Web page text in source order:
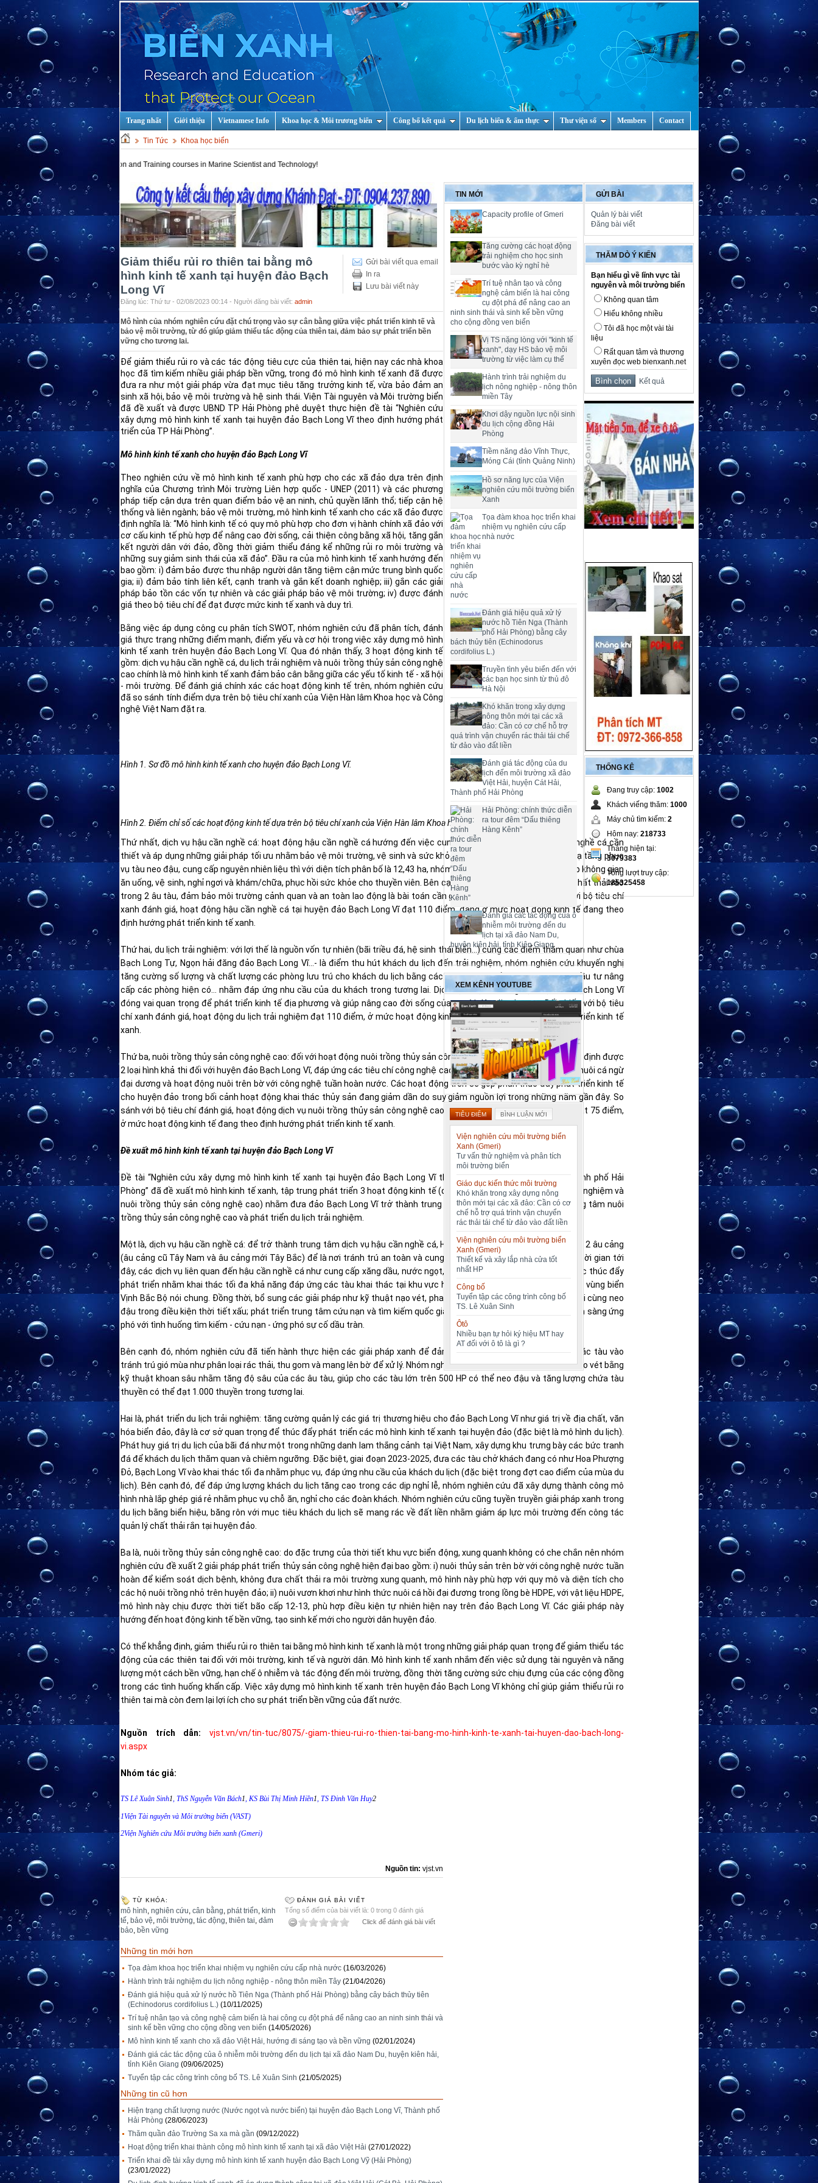
Trang nhất Giới thiệu Vietnamese Info Khoa học & Môi trương biển Công bố kết quả Du lịch biển & ẩm thực Thư viện số Members Contact
Tin Tức Khoa học biển
keys: Education and Training courses in Marine Scientist and Technology!
Gửi bài viết qua email
In ra
Lưu bài viết này
Giảm thiểu rủi ro thiên tai bằng mô
hình kinh tế xanh tại huyện đảo Bạch
Long Vĩ
Đăng lúc: Thứ tư - 02/08/2023 00:14 - Người đăng bài viết: admin
Mô hình của nhóm nghiên cứu đặt chú trọng vào sự cân bằng giữa việc phát triển kinh tế và
bảo vệ môi trường, từ đó giúp giảm thiểu tác động của thiên tai, đảm bảo sự phát triển bền
vững cho tương lai.
Để giảm thiểu rủi ro và các tác động tiêu cực của thiên tai, hiện nay các nhà khoa
học đã tìm kiếm nhiều giải pháp bền vững, trong đó mô hình kinh tế xanh đã được
đưa ra như một giải pháp vừa đạt mục tiêu tăng trưởng kinh tế, vừa bảo đảm an
sinh xã hội, bảo vệ môi trường và hệ sinh thái. Viện Tài nguyên và Môi trường biển
đã đề xuất và được UBND TP Hải Phòng phê duyệt thực hiện đề tài “Nghiên cứu
xây dựng mô hình kinh tế xanh tại huyện đảo Bạch Long Vĩ theo định hướng phát
triển của TP Hải Phòng”.
Mô hình kinh tế xanh cho huyện đảo Bạch Long Vĩ
Theo nghiên cứu về mô hình kinh tế xanh phù hợp cho các xã đảo dựa trên định
nghĩa của Chương trình Môi trường Liên hợp quốc - UNEP (2011) và các phương
pháp tiếp cận dựa trên quan điểm bảo vệ an ninh, chủ quyền lãnh thổ; tiếp cận hệ
thống và liên ngành; bảo vệ môi trường, mô hình kinh tế xanh cho các xã đảo được
định nghĩa là: “Mô hình kinh tế có quy mô phù hợp cho đơn vị hành chính xã đảo với
cơ cấu kinh tế phù hợp để nâng cao đời sống, cải thiện công bằng xã hội, tăng gắn
kết người dân với đảo, đồng thời giảm thiểu đáng kể những rủi ro môi trường và
những suy giảm sinh thái của xã đảo”. Đầu ra của mô hình kinh tế xanh hướng đến
bao gồm: i) đảm bảo được thu nhập người dân tăng tiệm cận mức trung bình quốc
gia; ii) đảm bảo tính liên kết, cạnh tranh và gắn kết doanh nghiệp; iii) gắn các giải
pháp bảo tồn các vốn tự nhiên và các giải pháp bảo vệ môi trường; iv) được đánh
giá theo bộ tiêu chí để đạt được mức kinh tế xanh và duy trì.
Bằng việc áp dụng công cụ phân tích SWOT, nhóm nghiên cứu đã phân tích, đánh
giá thực trạng những điểm mạnh, điểm yếu và cơ hội trong việc xây dựng mô hình
kinh tế xanh trên huyện đảo Bạch Long Vĩ. Qua đó nhận thấy, 3 hoạt động kinh tế
gồm: dịch vụ hậu cần nghề cá, du lịch trải nghiệm và nuôi trồng thủy sản công nghệ
cao chính là mô hình kinh tế xanh đảm bảo cân bằng giữa các yếu tố kinh tế - xã hội
- môi trường. Để đánh giá chính xác các hoạt động kinh tế trên, nhóm nghiên cứu
đã so sánh tính điểm dựa trên bộ tiêu chí xanh của Viện Hàn lâm Khoa học và Công
nghệ Việt Nam đặt ra.
Hình 1. Sơ đồ mô hình kinh tế xanh cho huyện đảo Bạch Long Vĩ.
Hình 2. Điểm chỉ số các hoạt động kinh tế dựa trên bộ tiêu chí xanh của Viện Hàn lâm Khoa học và Công nghệ Việt Nam.
Thứ nhất, dịch vụ hậu cần nghề cá: hoạt động hậu cần nghề cá hướng đến việc cung cấp đầy đủ các dịch hậu cần nghề cá cần
thiết và áp dụng những giải pháp tối ưu nhằm bảo vệ môi trường, vệ sinh và sức khỏe cho thuyền viên. Ngoài cơ sở hạ tầng phục
vụ tàu neo đậu, cung cấp nguyên nhiên liệu thì với diện tích phân bố là 12,43 ha, nhóm nghiên cứu đã đề xuất cung cấp không gian
ăn uống, vệ sinh, nghỉ ngơi và khám/chữa, phục hồi sức khỏe cho thuyền viên. Bên cạnh đó, giải quyết các vấn đề xả chất thải vào
trong 2 âu tàu, đảm bảo môi trường cảnh quan và an toàn lao động là bài toán cần giải quyết trước mắt. So sánh với bộ tiêu chí
xanh đánh giá, hoạt động hậu cần nghề cá tại huyện đảo Bạch Long Vĩ đạt 110 điểm, đang ở mức hoạt động kinh tế đang theo
định hướng phát triển kinh tế xanh.
Thứ hai, du lịch trải nghiệm: với lợi thế là nguồn vốn tự nhiên (bãi triều đá, hệ sinh thái biển...) cùng các điểm thăm quan như chùa
Bạch Long Tự, Ngọn hải đăng đảo Bạch Long Vĩ…- là điểm thu hút khách du lịch đến trải nghiệm, nhóm nghiên cứu khuyến nghị
tăng cường số lượng và chất lượng các phòng lưu trú cho khách du lịch bằng các mô hình nhà lắp ghép di động và đầu tư nâng
cấp các phòng hiện có… nhằm đáp ứng nhu cầu của du khách trong tương lai. Dịch vụ du lịch trải nghiệm tại đảo Bạch Long Vĩ
đóng vai quan trọng để phát triển kinh tế địa phương và giúp nâng cao đời sống của người dân địa phương. Đối chiếu với bộ tiêu
chí xanh đánh giá, hoạt động du lịch trải nghiệm đạt 110 điểm, ở mức hoạt động kinh tế đang theo định hướng phát triển kinh tế
xanh.
Thứ ba, nuôi trồng thủy sản công nghệ cao: đối với hoạt động nuôi trồng thủy sản công nghệ cao, nhóm chuyên gia xác định được
2 loại hình khả thi đối với huyện đảo Bạch Long Vĩ, đáp ứng các tiêu chí công nghệ cao là nuôi vươn khơi như hình thức nuôi cá ngừ
đại dương và hoạt động nuôi trên bờ với công nghệ tuần hoàn nước. Các hoạt động trên sẽ góp phần thúc đẩy phát triển kinh tế
cho huyện đảo trong bối cảnh hoạt động khai thác thủy sản đang giảm dần do suy giảm nguồn lợi trong những năm gần đây. So
sánh với bộ tiêu chí đánh giá, hoạt động dịch vụ nuôi trồng thủy sản công nghệ cao tại huyện đảo Bạch Long Vĩ hiện đạt 75 điểm,
ở mức hoạt động kinh tế đang theo định hướng phát triển kinh tế xanh.
Đề xuất mô hình kinh tế xanh tại huyện đảo Bạch Long Vĩ
Đề tài “Nghiên cứu xây dựng mô hình kinh tế xanh tại huyện đảo Bạch Long Vĩ theo định hướng phát triển của thành phố Hải
Phòng” đã đề xuất mô hình kinh tế xanh, tập trung phát triển 3 hoạt động kinh tế (dịch vụ hậu cần nghề cá, du lịch trải nghiệm và
nuôi trồng thủy sản công nghệ cao) nhằm đưa đảo Bạch Long Vĩ trở thành trung tâm dịch vụ hậu cần nghề cá, trung tâm nuôi
trồng thủy sản công nghệ cao và phát triển du lịch trải nghiệm.
Một là, dịch vụ hậu cần nghề cá: để trở thành trung tâm dịch vụ hậu cần nghề cá, Hải Phòng cần nâng cấp và vận hành 2 âu cảng
(âu cảng cũ Tây Nam và âu cảng mới Tây Bắc) để là nơi tránh trú an toàn và cung cấp các dịch vụ cần thiết. Trong thời gian tới
đây, các dịch vụ liên quan đến hậu cần nghề cá như cung cấp xăng dầu, nước ngọt, thu mua, sơ chế hải sản… cần được thúc đẩy
phát triển nhằm khai thác tối đa khả năng đáp ứng các tàu khai thác tại khu vực huyện đảo Bạch Long Vĩ nói riêng và vùng biển
Vịnh Bắc Bộ nói chung. Đồng thời, bổ sung các giải pháp như kỹ thuật nạo vét, phao ngăn tránh va đập cho các tàu khi cùng neo
đậu trong điều kiện thời tiết xấu; phát triển trung tâm cứu nạn và tìm kiếm quốc gia tại huyện đảo Bạch Long Vĩ để sẵn sàng ứng
phó với tình huống tìm kiếm - cứu nạn - ứng phó sự cố dầu tràn.
Bên cạnh đó, nhóm nghiên cứu đã tiến hành thực hiện các giải pháp xanh để đảm bảo môi trường của âu tàu khi các tàu vào
tránh trú gió mùa như phân loại rác thải, thu gom và mang lên bờ để xử lý. Nhóm nghiên cứu cũng đã đưa ra giải pháp nạo vét bằng
kỹ thuật khoan sâu nhằm tăng độ sâu của các âu tàu, giúp cho các tàu lớn trên 500 HP có thể neo đậu và tăng lượng chứa tàu
thuyền có thể đạt 1.000 thuyền trong tương lai.
Hai là, phát triển du lịch trải nghiệm: tăng cường quản lý các giá trị thương hiệu cho đảo Bạch Long Vĩ như giá trị về địa chất, văn
hóa biển đảo, đây là cơ sở quan trọng để thúc đẩy phát triển các mô hình kinh tế xanh tại huyện đảo (đặc biệt là mô hình du lịch).
Phát huy giá trị du lịch của bãi đá như một trong những danh lam thắng cảnh tại Việt Nam, xây dựng khu trưng bày các bức tranh
đá để khách du lịch thăm quan và chiêm ngưỡng. Đặc biệt, giai đoạn 2023-2025, đưa các tàu chở khách đang có như Hoa Phượng
Đỏ, Bạch Long Vĩ vào khai thác tối đa nhằm phục vụ, đáp ứng nhu cầu của khách du lịch (đặc biệt trong đợt cao điểm của mùa du
lịch). Bên cạnh đó, để đáp ứng lượng khách du lịch tăng cao trong các dịp nghỉ lễ, nhóm nghiên cứu đã xây dựng thành công mô
hình nhà lắp ghép giá rẻ nhằm phục vụ chỗ ăn, nghỉ cho các đoàn khách. Nhóm nghiên cứu cũng tuyền truyền giải pháp xanh trong
du lịch bằng biển hiệu, băng rôn với mục tiêu khách du lịch sẽ mang rác về đất liền nhằm giảm áp lực môi trường đến công tác
quản lý chất thải rắn tại huyện đảo.
Ba là, nuôi trồng thủy sản công nghệ cao: do đặc trưng của thời tiết khu vực biển động, xung quanh không có che chắn nên nhóm
nghiên cứu đề xuất 2 giải pháp phát triển thủy sản công nghệ hiện đại bao gồm: i) nuôi thủy sản trên bờ với công nghệ nước tuần
hoàn để kiểm soát dịch bệnh, không đưa chất thải ra môi trường xung quanh, mô hình này phù hợp với quy mô và diện tích cho
các hộ nuôi trồng nhỏ trên huyện đảo; ii) nuôi vươn khơi như hình thức nuôi cá hồi đại đương trong lồng bè HDPE, với vật liệu HDPE,
mô hình này chịu được thời tiết bão cấp 12-13, phù hợp điều kiện tự nhiên hiện nay trên đảo Bạch Long Vĩ. Các giải pháp này
hướng đến hoạt động kinh tế bền vững, tạo sinh kế mới cho người dân huyện đảo.
Có thể khẳng định, giảm thiểu rủi ro thiên tai bằng mô hình kinh tế xanh là một trong những giải pháp quan trọng để giảm thiểu tác
động của các thiên tai đối với môi trường, kinh tế và người dân. Mô hình kinh tế xanh nhắm đến việc sử dụng tài nguyên và năng
lượng một cách bền vững, hạn chế ô nhiễm và tác động đến môi trường, đồng thời tăng cường sức chịu đựng của các cộng đồng
trong các tình huống khẩn cấp. Việc xây dựng mô hình kinh tế xanh trên huyện đảo Bạch Long Vĩ không chỉ giúp giảm thiểu rủi ro
thiên tai mà còn đem lại lợi ích cho sự phát triển bền vững của đất nước.
Nguồn trích dẫn:
vjst.vn/vn/tin-tuc/8075/-giam-thieu-rui-ro-thien-tai-bang-mo-hinh-kinh-te-xanh-tai-huyen-dao-bach-long-
vi.aspx
Nhóm tác giả:
TS Lê Xuân Sinh1, ThS Nguyễn Văn Bách1, KS Bùi Thị Minh Hiền1, TS Đinh Văn Huy2
1Viện Tài nguyên và Môi trường biển (VAST)
2Viện Nghiên cứu Môi trường biển xanh (Gmeri)
Nguồn tin: vjst.vn
TỪ KHÓA:
mô hình, nghiên cứu, cân bằng, phát triển, kinh
tế, bảo vệ, môi trường, tác động, thiên tai, đảm
bảo, bền vững
ĐÁNH GIÁ BÀI VIẾT
Tổng số điểm của bài viết là: 0 trong 0 đánh giá
Click để đánh giá bài viết
Những tin mới hơn
Tọa đàm khoa học triển khai nhiệm vụ nghiên cứu cấp nhà nước (16/03/2026)
Hành trình trải nghiệm du lịch nông nghiệp - nông thôn miền Tây (21/04/2026)
Đánh giá hiệu quả xử lý nước hồ Tiên Nga (Thành phố Hải Phòng) bằng cây bách thủy tiên
(Echinodorus cordifolius L.) (10/11/2025)
Trí tuệ nhân tạo và công nghệ cảm biến là hai công cụ đột phá để nâng cao an ninh sinh thái và
sinh kế bền vững cho cộng đồng ven biển (14/05/2026)
Mô hình kinh tế xanh cho xã đảo Việt Hải, hướng đi sáng tạo và bền vững (02/01/2024)
Đánh giá các tác động của ô nhiễm môi trường đến du lịch tại xã đảo Nam Du, huyện kiên hải,
tỉnh Kiên Giang (09/06/2025)
Tuyển tập các công trình công bố TS. Lê Xuân Sinh (21/05/2025)
Những tin cũ hơn
Hiện trạng chất lượng nước (Nước ngọt và nước biển) tại huyện đảo Bạch Long Vĩ, Thành phố
Hải Phòng (28/06/2023)
Thăm quần đảo Trường Sa xa mà gần (09/12/2022)
Hoạt động triển khai thành công mô hình kinh tế xanh tại xã đảo Việt Hải (27/01/2022)
Triển khai đề tài xây dựng mô hình kinh tế xanh huyện đảo Bạch Long Vỹ (Hải Phòng)
(23/01/2022)
TIN MỚI
Capacity profile of Gmeri
Tăng cường các hoạt động
trải nghiệm cho học sinh
bước vào kỳ nghỉ hè
Trí tuệ nhân tạo và công
nghệ cảm biến là hai công
cụ đột phá để nâng cao an
ninh sinh thái và sinh kế bền vững
cho cộng đồng ven biển
Vị TS nặng lòng với "kinh tế
xanh", dạy HS bảo vệ môi
trường từ việc làm cụ thể
Hành trình trải nghiệm du
lịch nông nghiệp - nông thôn
miền Tây
Khơi dậy nguồn lực nội sinh
du lịch cộng đồng Hải
Phòng
Tiềm năng đảo Vĩnh Thực,
Móng Cái (tỉnh Quảng Ninh)
Hồ sơ năng lực của Viện
nghiên cứu môi trường biển
Xanh
Tọa đàm khoa học triển khai
nhiệm vụ nghiên cứu cấp
nhà nước
Đánh giá hiệu quả xử lý
nước hồ Tiên Nga (Thành
phố Hải Phòng) bằng cây
bách thủy tiên (Echinodorus
cordifolius L.)
Truyền tình yêu biển đến với
các bạn học sinh từ thủ đô
Hà Nội
Khó khăn trong xây dựng
nông thôn mới tại các xã
đảo: Cần có cơ chế hỗ trợ
quá trình vận chuyển rác thải tái chế
từ đảo vào đất liền
Đánh giá tác động của du
lịch đến môi trường xã đảo
Việt Hải, huyện Cát Hải,
Thành phố Hải Phòng
Hải Phòng: chính thức diễn
ra tour đêm “Dấu thiêng
Hàng Kênh”
Đánh giá các tác động của ô
nhiễm môi trường đến du
lịch tại xã đảo Nam Du,
huyện kiên hải, tỉnh Kiên Giang
XEM KÊNH YOUTUBE
TIÊU ĐIỂM BÌNH LUẬN MỚI
Viện nghiên cứu môi trường biển
Xanh (Gmeri)
Tư vấn thử nghiệm và phân tích
môi trường biển
Giáo dục kiến thức môi trường
Khó khăn trong xây dựng nông
thôn mới tại các xã đảo: Cần có cơ
chế hỗ trợ quá trình vận chuyển
rác thải tái chế từ đảo vào đất liền
Viện nghiên cứu môi trường biển
Xanh (Gmeri)
Thiết kế và xây lắp nhà cửa tốt
nhất HP
Công bố
Tuyển tập các công trình công bố
TS. Lê Xuân Sinh
Ôtô
Nhiều bạn tự hỏi ký hiệu MT hay
AT đối với ô tô là gì ?
GỬI BÀI
Quản lý bài viết
Đăng bài viết
THĂM DÒ Ý KIẾN
Bạn hiểu gì về lĩnh vực tài
nguyên và môi trường biển
Không quan tâm
Hiểu không nhiều
Tôi đã học một vài tài
liệu
Rất quan tâm và thương
xuyên đọc web bienxanh.net
Kết quả
THỐNG KÊ
Đang truy cập: 1002
Khách viếng thăm: 1000
Máy chủ tìm kiếm: 2
Hôm nay: 218733
Tháng hiện tại:
3079383
Tổng lượt truy cập:
185325458